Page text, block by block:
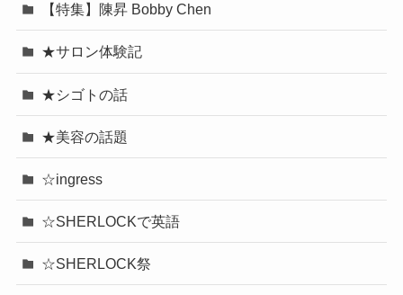
【特集】陳昇 Bobby Chen
★サロン体験記
★シゴトの話
★美容の話題
☆ingress
☆SHERLOCKで英語
☆SHERLOCK祭